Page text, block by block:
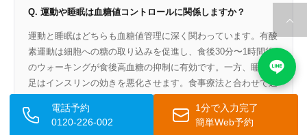
Q. 運動や睡眠は血糖値コントロールに関係しますか？
運動と睡眠はどちらも血糖値管理に深く関わっています。有酸
素運動は細胞への糖の取り込みを促進し、食後30分〜1時間後
のウォーキングが食後高血糖の抑制に有効です。一方、睡眠不
足はインスリンの効きを悪化させます。食事療法と合わせて週
3日以上の運動と7〜8時間の睡眠確保が推奨されます。
電話予約
0120-226-002
1分で入力完了
簡単Web予約